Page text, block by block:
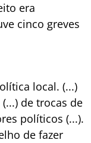
era
cinco greves
local. (...)
de trocas de
políticos (...).
de fazer